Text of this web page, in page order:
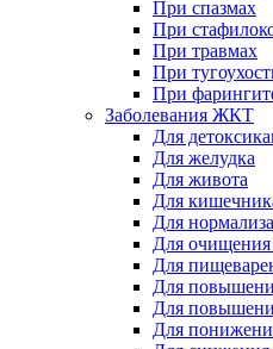
При спазмах
При
При травмах
При
При
Заболевания ЖКТ
Для
Для желудка
Для живота
Для
Для
Для очищения
Для
Для
Для
Для